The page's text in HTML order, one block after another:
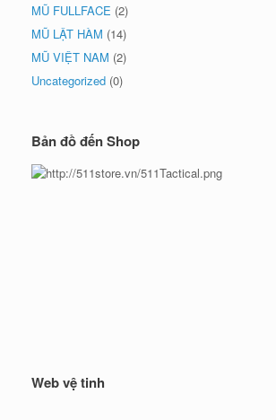
MŨ FULLFACE (2)
MŨ LẬT HÀM (14)
MŨ VIỆT NAM (2)
Uncategorized (0)
Bản đồ đến Shop
Web vệ tinh